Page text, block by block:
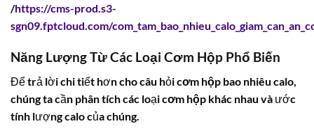
/https://cms-prod.s3-
sgn09.fptcloud.com/
Năng Lượng Từ Các Loại Cơm Hộp Phổ Biến
Để trả lời chi tiết hơn cho câu hỏicơm hộp bao nhiêu calo
chúng ta cần phân tích các loạicơm hộp khác nhau và ước
tính lượng calo của chúng.